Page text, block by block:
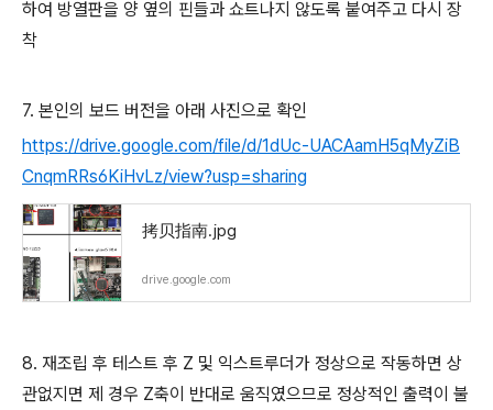
하여 방열판을 양 옆의 핀들과 쇼트나지 않도록 붙여주고 다시 장
착
7. 본인의 보드 버전을 아래 사진으로 확인
https://drive.google.com/file/d/1dUc-UACAamH5qMyZiB
CnqmRRs6KiHvLz/view?usp=sharing
拷贝指南.jpg
drive.google.com
8. 재조립 후 테스트 후 Z 및 익스트루더가 정상으로 작동하면 상
관없지면 제 경우 Z축이 반대로 움직였으므로 정상적인 출력이 불